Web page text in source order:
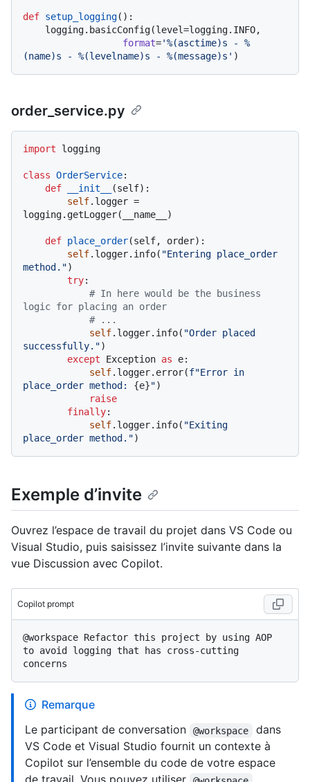
def setup_logging():
format='%(asctime)s - %
(name)s - %(levelname)s - %(message)s'
order_service.py
import logging
class OrderService:
def
__init__ (self):
self.logger =
logging.getLogger(__name__)
def place_order(self, order):
self.logger.info( "Entering place_order
method.")
try:
# In here would be the business
logic for placing an order
# ...
self.logger.info( "Order placed
successfully.")
except Exception as e:
self.logger.error(f"Error in
place_order method: {e}")
raise
finally:
self.logger.info( "Exiting
place_order method."
Exemple d’invite
Ouvrez l’espace de travail du projet dans VS Code ou
Visual Studio, puis saisissez l’invite suivante dans la
vue Discussion avec Copilot.
Copilot prompt
@workspace Refactor this project by using AOP
to avoid logging that has cross-cutting
Remarque
Le participant de conversation
@workspace
dans
VS Code et Visual Studio fournit un contexte à
Copilot sur l’ensemble du code de votre espace